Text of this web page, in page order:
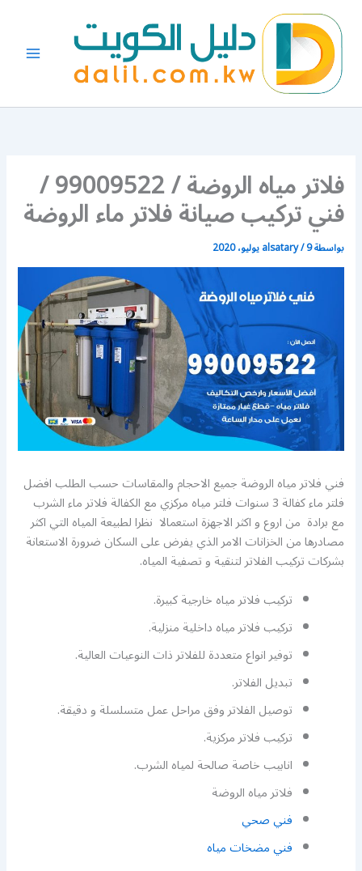
المحتوى
فلاتر مياه الروضة / 99009522 /
فني تركيب صيانة فلاتر ماء الروضة
بواسطة alsatary/9 يوليو، 2020
فني فلاتر مياه الروضة جميع الاحجام والمقاسات حسب الطلب افضل
فلتر ماء كفالة 3 سنوات فلتر مياه مركزي مع الكفالة فلاتر ماء الشرب
مع برادة من اروع و اكثر الاجهزة استعمالا نظرا لطبيعة المياه التي اكثر
مصادرها من الخزانات الامر الذي يفرض على السكان ضرورة الاستعانة
بشركات تركيب الفلاتر لتنقية و تصفية المياه.
تركيب فلاتر مياه خارجية كبيرة.
تركيب فلاتر مياه داخلية منزلية.
توفير انواع متعددة للفلاتر ذات النوعيات العالية.
تبديل الفلاتر.
توصيل الفلاتر وفق مراحل عمل متسلسلة و دقيقة.
تركيب فلاتر مركزية.
انابيب خاصة صالحة لمياه الشرب.
فلاتر مياه الروضة
فني صحي
فني مضخات مياه